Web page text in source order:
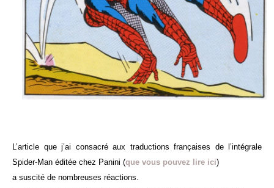
L’article que j’ai consacré aux traductions françaises de l’intégrale
Spider-Man éditée chez Panini (que vous pouvez lire ici)
a suscité de nombreuses réactions.